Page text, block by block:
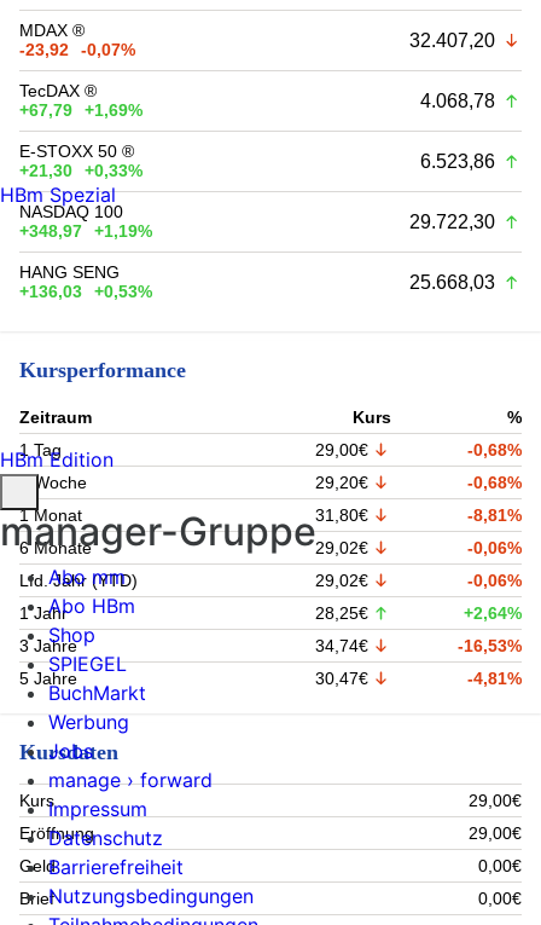
MDAX ®
-23,92
-0,07% 32.407,20
TecDAX ®
+67,79
+1,69% 4.068,78
E-STOXX 50 ®
+21,30
+0,33% 6.523,86
NASDAQ 100
+348,97
+1,19% 29.722,30
HANG SENG
+136,03
+0,53% 25.668,03
Kursperformance
Zeitraum Kurs
%
1 Tag
29,00€
-0,68%
1 Woche
29,20€
-0,68%
1 Monat
31,80€
-8,81%
6 Monate
29,02€
-0,06%
Lfd. Jahr (YTD)
29,02€
-0,06%
1 Jahr
28,25€
+2,64%
3 Jahre
34,74€
-16,53%
5 Jahre
30,47€ -4,81%
Kursdaten
Kurs
29,00€
Eröffnung
29,00€
Geld
0,00€
Brief
0,00€
HBm Spezial
HBm Edition
manager-Gruppe
Abo mm
Abo HBm
Shop
SPIEGEL
BuchMarkt
Werbung
Jobs
manage › forward
Impressum
Datenschutz
Barrierefreiheit
Nutzungsbedingungen